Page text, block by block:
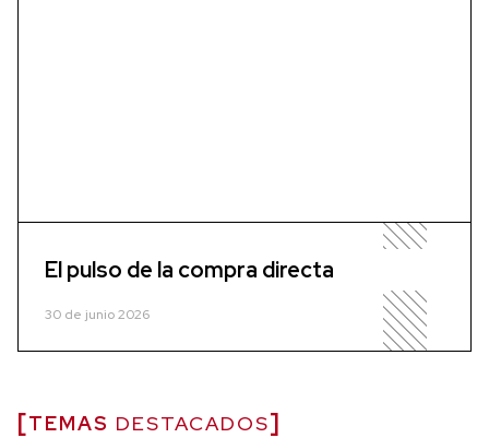
El pulso de la compra directa
30 de junio 2026
TEMAS DESTACADOS